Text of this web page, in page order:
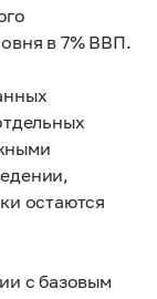
в 7% ВВП.
остаются
с базовым